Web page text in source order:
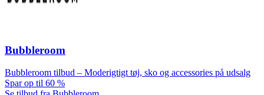
Bubbleroom
Bubbleroom tilbud – Moderigtigt tøj, sko og accessories på udsalg
Spar op til 60 %